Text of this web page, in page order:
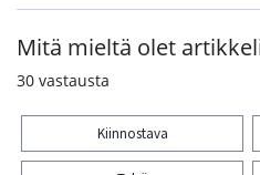
Mitä mieltä olet
30 vastausta
Kiinnostava